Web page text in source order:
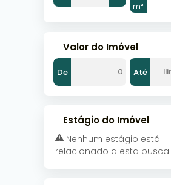
m²
Valor do Imóvel
De Até
Estágio do Imóvel
Nenhum estágio está
relacionado a esta busca.